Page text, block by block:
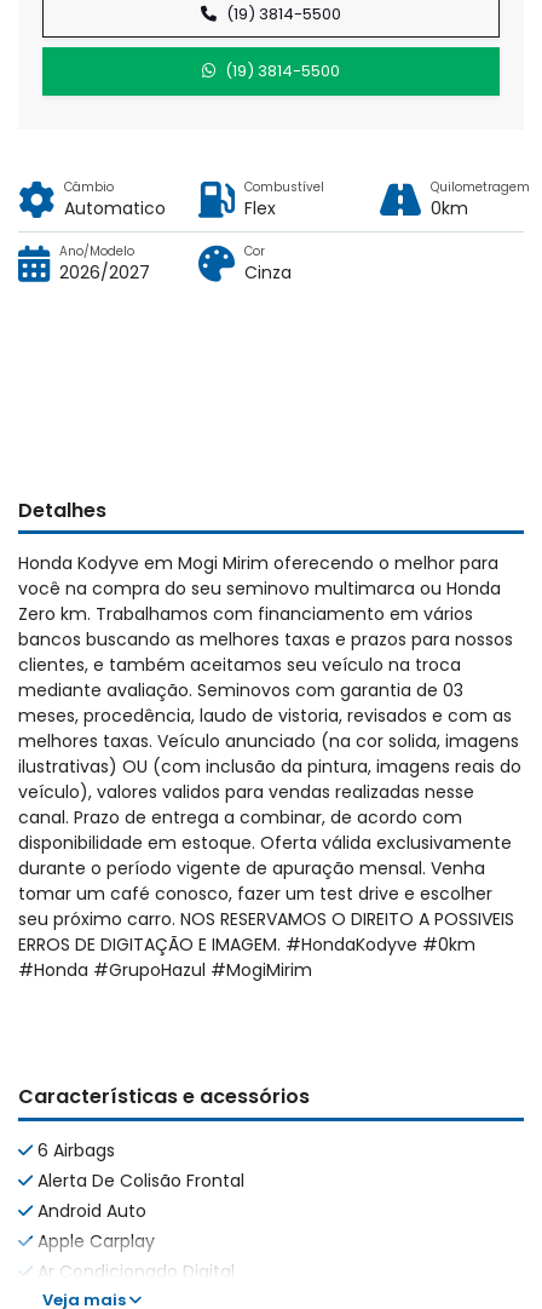
(19) 3814-5500
(19) 3814-5500
Câmbio
Automatico
Combustível
Flex
Quilometragem
0km
Ano/Modelo
2026/2027
Cor
Cinza
Detalhes
Honda Kodyve em Mogi Mirim oferecendo o melhor para
você na compra do seu seminovo multimarca ou Honda
Zero km. Trabalhamos com financiamento em vários
bancos buscando as melhores taxas e prazos para nossos
clientes, e também aceitamos seu veículo na troca
mediante avaliação. Seminovos com garantia de 03
meses, procedência, laudo de vistoria, revisados e com as
melhores taxas. Veículo anunciado (na cor solida, imagens
ilustrativas) OU (com inclusão da pintura, imagens reais do
veículo), valores validos para vendas realizadas nesse
canal. Prazo de entrega a combinar, de acordo com
disponibilidade em estoque. Oferta válida exclusivamente
durante o período vigente de apuração mensal. Venha
tomar um café conosco, fazer um test drive e escolher
seu próximo carro. NOS RESERVAMOS O DIREITO A POSSIVEIS
ERROS DE DIGITAÇÃO E IMAGEM. #HondaKodyve #0km
#Honda #GrupoHazul #MogiMirim
Características e acessórios
6 Airbags
Alerta De Colisão Frontal
Android Auto
Apple Carplay
Ar Condicionado Digital
Veja mais